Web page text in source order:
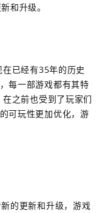
和升级。
已经有35年的历史
每一部游戏都有其特
之前也受到了玩家们
可玩性更加优化，游
的更新和升级，游戏